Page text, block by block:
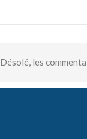
Désolé, les